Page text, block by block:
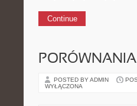
Continue
POSTED BY ADMIN
WYŁĄCZONA